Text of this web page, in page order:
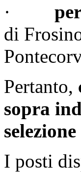
·
di
Pertanto,
sopra
I posti